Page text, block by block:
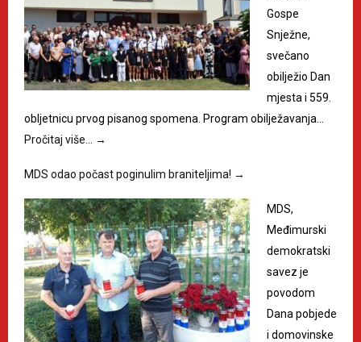
Gospe
Snježne,
svečano
obilježio Dan
mjesta i 559.
obljetnicu prvog pisanog spomena. Program obilježavanja…
Pročitaj više…
→
MDS odao počast poginulim braniteljima! →
MDS,
Međimurski
demokratski
savez je
povodom
Dana pobjede
i domovinske